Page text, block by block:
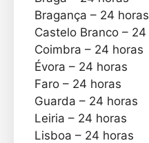
Bragança – 24 horas
Castelo Branco – 24
Coimbra – 24 horas
Évora – 24 horas
Faro – 24 horas
Guarda – 24 horas
Leiria – 24 horas
Lisboa – 24 horas